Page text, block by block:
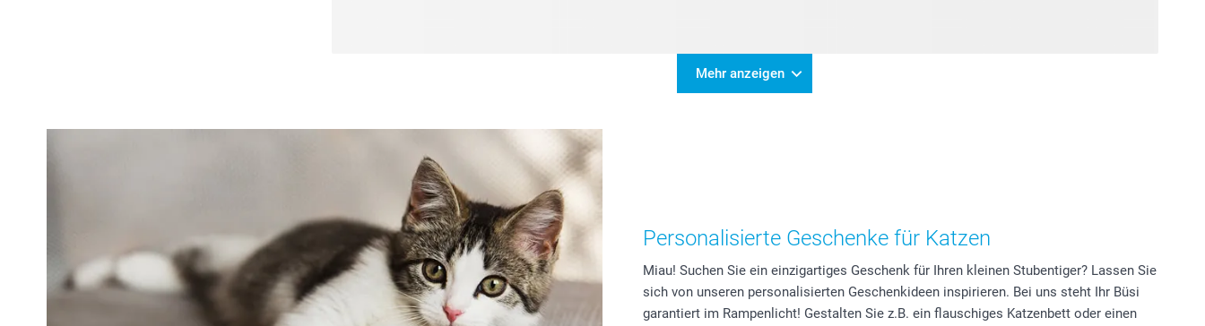
Mehr anzeigen
Personalisierte Geschenke für Katzen
Miau! Suchen Sie ein einzigartiges Geschenk für Ihren kleinen Stubentiger? Lassen Sie
sich von unseren personalisierten Geschenkideen inspirieren. Bei uns steht Ihr Büsi
garantiert im Rampenlicht! Gestalten Sie z.B. ein flauschiges Katzenbett oder einen